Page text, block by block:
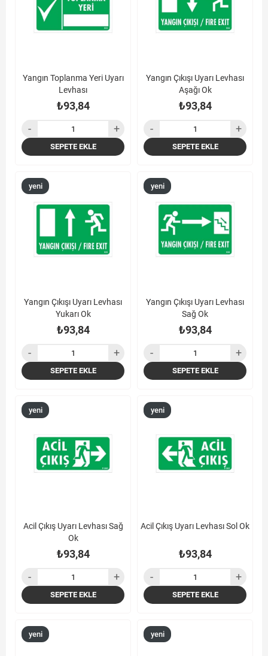
Yangın Toplanma Yeri Uyarı
Levhası
₺93,84
SEPETE EKLE
Yangın Çıkışı Uyarı Levhası
Aşağı Ok
₺93,84
SEPETE EKLE
Yangın Çıkışı Uyarı Levhası
Yukarı Ok
₺93,84
yeni
ürün
SEPETE EKLE
Yangın Çıkışı Uyarı Levhası
Sağ Ok
₺93,84
yeni
ürün
SEPETE EKLE
Acil Çıkış Uyarı Levhası Sağ
Ok
₺93,84
yeni
SEPETE EKLE
Acil Çıkış Uyarı Levhası Sol Ok
₺93,84
yeni
SEPETE EKLE
yeni
yeni